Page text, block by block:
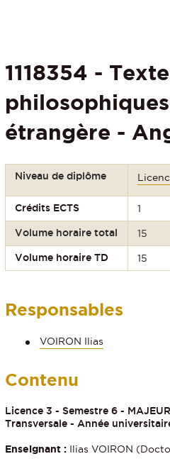
1118354 -
étrangère -
Niveau de diplôme
Crédits ECTS 1
Volume horaire total 15
Volume horaire TD 15
Responsables
VOIRON Ilias
Contenu
Licence 3 - Semestre 6 -
Transversale - Année
Enseignant : Ilias VOIRON